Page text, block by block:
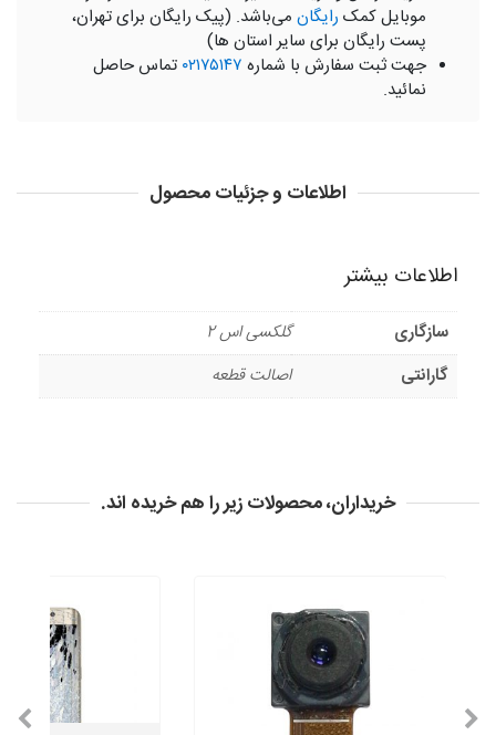
موبایل کمک رایگان می‌باشد. (پیک رایگان برای تهران،
پست رایگان برای سایر استان ها)
جهت ثبت سفارش با شماره ۰۲۱۷۵۱۴۷ تماس حاصل
نمائید.
اطلاعات و جزئیات محصول
اطلاعات بیشتر
سازگاری
گلکسی اس 2
گارانتی
اصالت قطعه
خریداران، محصولات زیر را هم خریده اند.